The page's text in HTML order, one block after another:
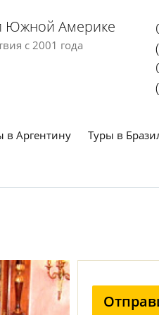
Южной Америке
с 2001 года
в Аргентину Туры в